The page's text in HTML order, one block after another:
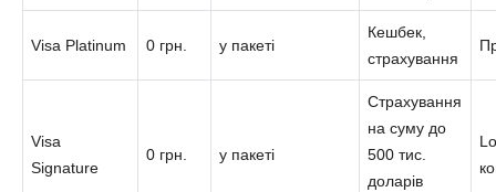
Visa Platinum 0 грн. у пакеті
Кешбек,
страхування
Visa
Signature
0 грн. у пакеті
Страхування
на суму до
500 тис.
доларів